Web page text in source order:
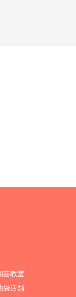
芸教室
袋店舗